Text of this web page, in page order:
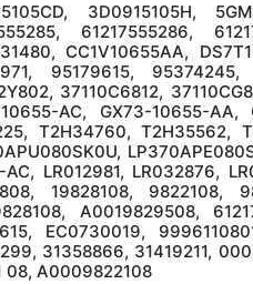
3D0915105H,
61217555286,
CC1V10655AA,
95179615, 95374245,
37110C6812,
AC, GX73-10655-
T2H34760, T2H35562,
AC, LR012981, LR032876,
19828108, 9822108,
А0019829508,
EC0730019,
31358866, 31419211,
08, A0009822108